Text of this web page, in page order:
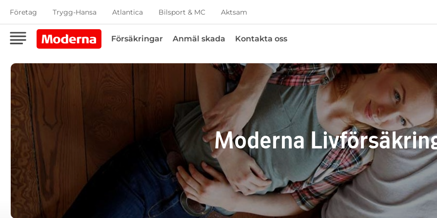
Företag Trygg-Hansa Atlantica Bilsport & MC Aktsam
Försäkringar Anmäl skada Kontakta oss
Moderna